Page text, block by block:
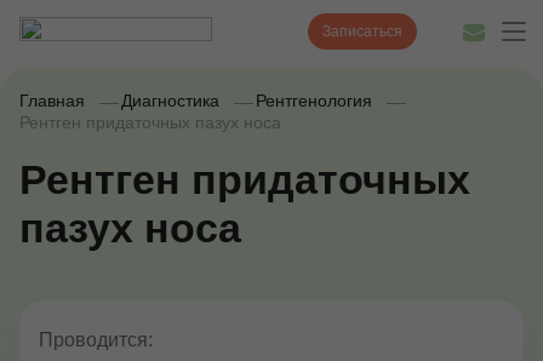
Диагностика
Лечение
Цены
Записаться
Главная Диагностика
Рентгенология
Рентген придаточных пазух носа
Рентген придаточных
пазух носа
Проводится: